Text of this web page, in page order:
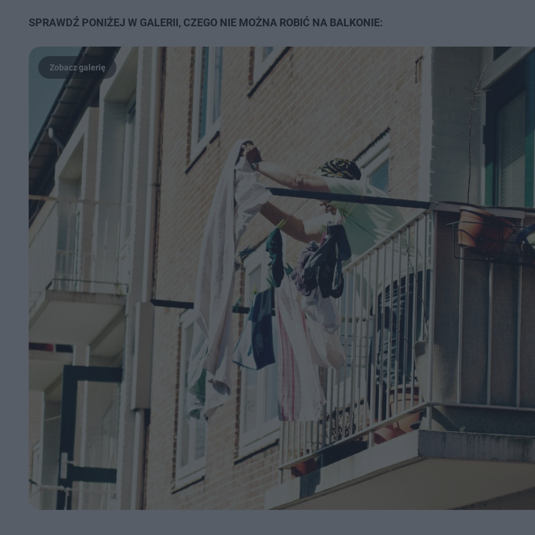
SPRAWDŹ PONIŻEJ W GALERII, CZEGO NIE MOŻNA ROBIĆ NA BALKONIE: